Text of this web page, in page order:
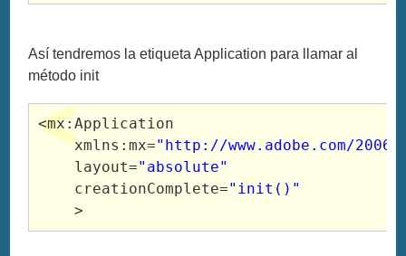
Así tendremos la etiqueta Application para llamar al
método init
<mx:Application
xmlns:mx="http://www.adobe.com/2006/
layout="absolute"
creationComplete="init()"
>